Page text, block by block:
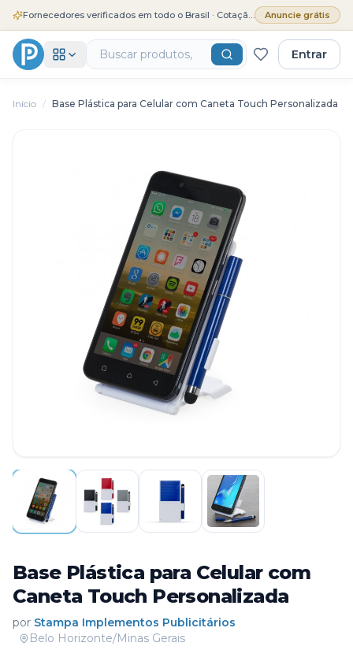
Fornecedores verificados em todo o Brasil · Cotação grátis Anuncie grátis
Entrar
Início / Base Plástica para Celular com Caneta Touch Personalizada
Base Plástica para Celular com
Caneta Touch Personalizada
por Stampa Implementos Publicitários
Belo Horizonte/Minas Gerais